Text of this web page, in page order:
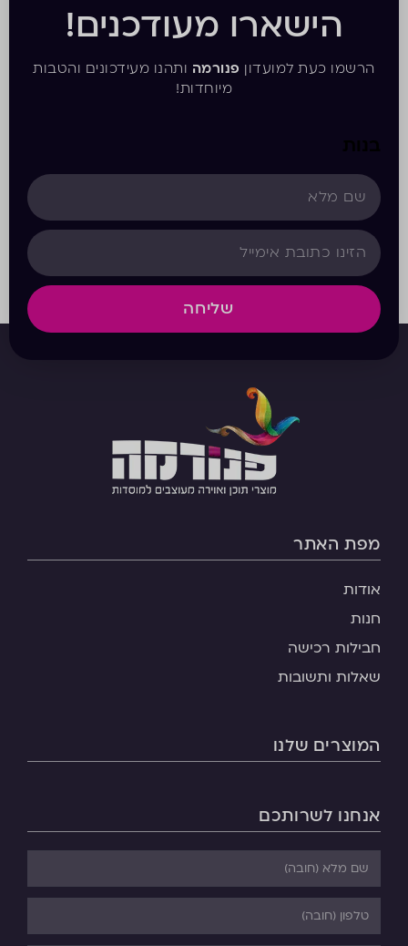
הישארו מעודכנים!
הרשמו כעת למועדון פנורמה ותהנו מעידכונים והטבות
מיוחדות!
בנות
שליחה
מפת האתר
אודות
חנות
חבילות רכישה
שאלות ותשובות
המוצרים שלנו
אנחנו לשרותכם